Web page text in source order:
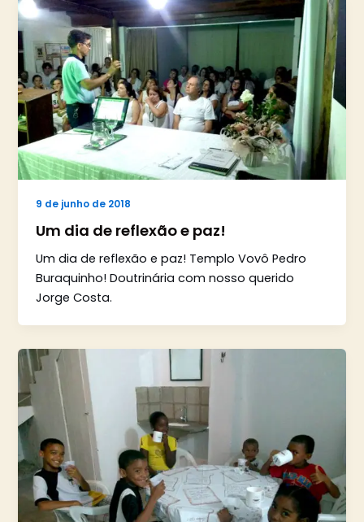
9 de junho de 2018
Um dia de reflexão e paz!
Um dia de reflexão e paz! Templo Vovô Pedro
Buraquinho! Doutrinária com nosso querido
Jorge Costa.